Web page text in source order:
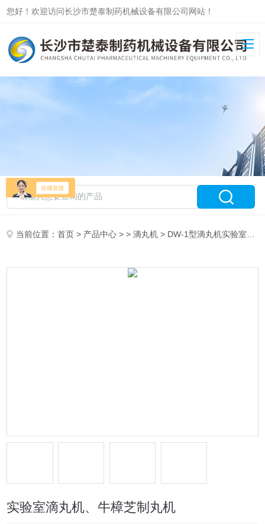
您好！欢迎访问长沙市楚泰制药机械设备有限公司网站！
当前位置：首页 > 产品中心 > >滴丸机 > DW-1型滴丸机实验室滴丸机、牛樟芝制丸机
实验室滴丸机、牛樟芝制丸机